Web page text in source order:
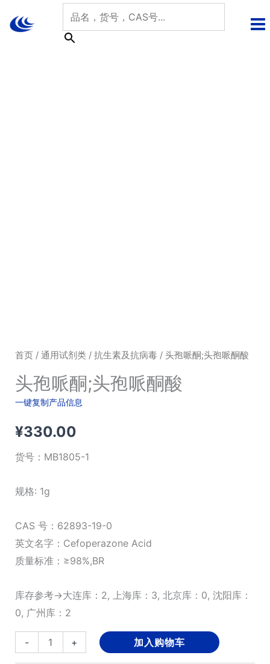
首页/ 通用试剂类/ 抗生素及抗病毒/ 头孢哌酮;头孢哌酮酸
头孢哌酮;头孢哌酮酸
一键复制产品信息
¥330.00
货号： MB1805-1
规格: 1g
CAS 号：62893-19-0
英文名字：Cefoperazone Acid
质量标准：≥98%,BR
库存参考→大连库：2, 上海库：3, 北京库：0, 沈阳库：
0, 广州库：2
-
孢
+ 加入购物车